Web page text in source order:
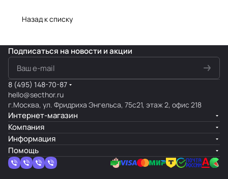
Назад к списку
Подписаться на новости и акции
8 (495) 148-70-87
hello@secthor.ru
г.Москва, ул. Фридриха Энгельса, 75с21, этаж 2, офис 218
Интернет-магазин
Компания
Информация
Помощь